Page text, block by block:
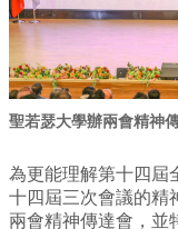
聖若瑟大學辦兩會精神
為更能理解第十四屆
十四屆三次會議的精
兩會精神傳達會，並